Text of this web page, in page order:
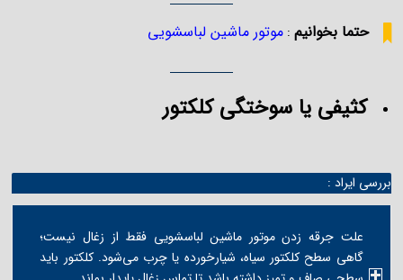
حتما بخوانیم :موتور ماشین لباسشویی
کثیفی یا سوختگی کلکتور
بررسی ایراد :
علت جرقه زدن موتور ماشین لباسشویی فقط از زغال نیست؛
گاهی سطح کلکتور سیاه، شیارخورده یا چرب می‌شود. کلکتور باید